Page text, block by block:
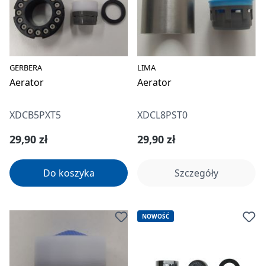
GERBERA
Aerator
XDCB5PXT5
Cena regularna:
29,90 zł
Do koszyka
LIMA
Aerator
XDCL8PST0
Cena regularna:
29,90 zł
Szczegóły
NOWOŚĆ